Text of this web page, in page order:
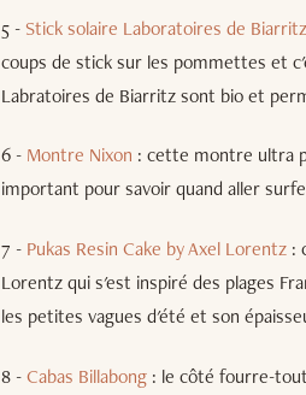
5 -Stick solaire Laboratoires de Biarritz
coups de stick sur les pommettes et
Labratoires de Biarritz sont bio et
6 - Montre Nixon : cette montre ultra
important pour savoir quand aller
7 - Pukas Resin Cake by Axel Lorentz :
Lorentz qui s'est inspiré des plages
les petites vagues d'été et son
8 -Cabas Billabong : le côté fourre-